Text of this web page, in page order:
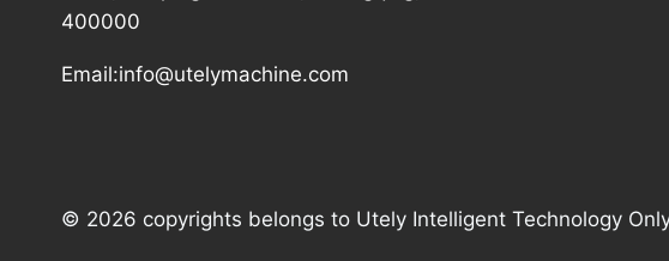
400000
Email:info@utelymachine.com
© 2026 copyrights belongs to Utely Intelligent Technology